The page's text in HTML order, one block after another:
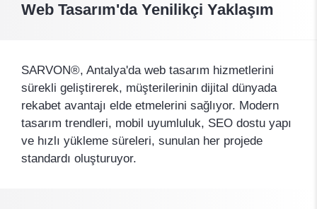
Web Tasarım'da Yenilikçi Yaklaşım
SARVON®, Antalya'da web tasarım hizmetlerini
sürekli geliştirerek, müşterilerinin dijital dünyada
rekabet avantajı elde etmelerini sağlıyor. Modern
tasarım trendleri, mobil uyumluluk, SEO dostu yapı
ve hızlı yükleme süreleri, sunulan her projede
standardı oluşturuyor.